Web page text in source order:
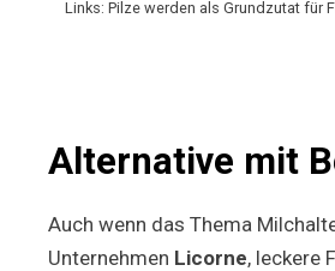
Links: Pilze werden als Grundzutat für
Alternative mit
Auch wenn das Thema
Unternehmen Licorne, leckere